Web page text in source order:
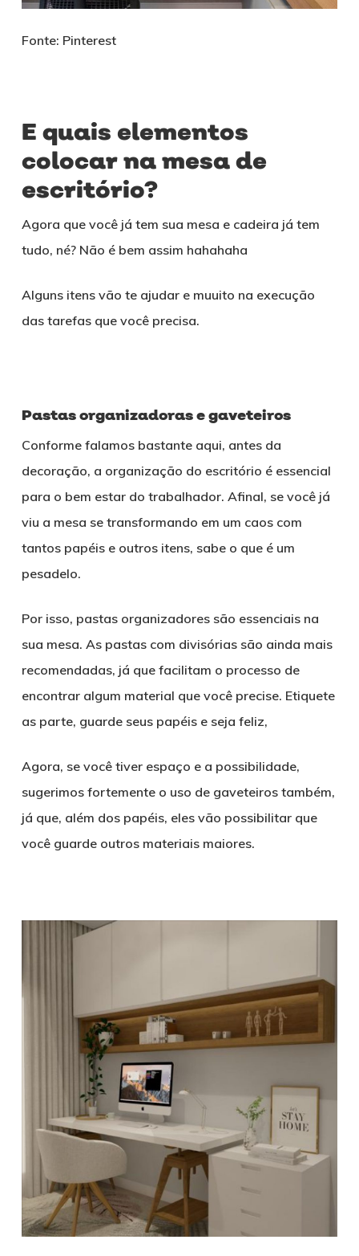
Fonte: Pinterest
E quais elementos
colocar na mesa de
escritório?
Agora que você já tem sua mesa e cadeira já tem
tudo, né? Não é bem assim hahahaha
Alguns itens vão te ajudar e muuito na execução
das tarefas que você precisa.
Pastas organizadoras e gaveteiros
Conforme falamos bastante aqui, antes da
decoração, a organização do escritório é essencial
para o bem estar do trabalhador. Afinal, se você já
viu a mesa se transformando em um caos com
tantos papéis e outros itens, sabe o que é um
pesadelo.
Por isso, pastas organizadores são essenciais na
sua mesa. As pastas com divisórias são ainda mais
recomendadas, já que facilitam o processo de
encontrar algum material que você precise. Etiquete
as parte, guarde seus papéis e seja feliz,
Agora, se você tiver espaço e a possibilidade,
sugerimos fortemente o uso de gaveteiros também,
já que, além dos papéis, eles vão possibilitar que
você guarde outros materiais maiores.